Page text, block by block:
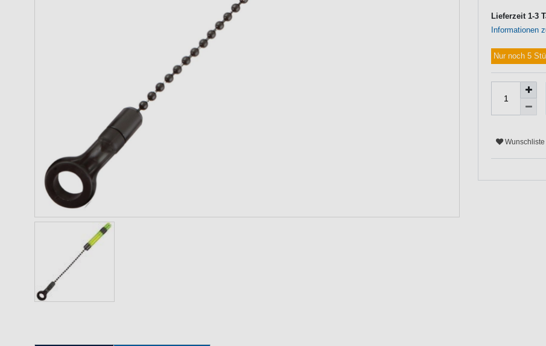
Lieferzeit 1-3
Informationen
Nur noch 5
Wunschliste